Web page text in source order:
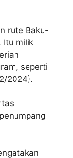
rute Baku-
Itu milik
seperti
2024).